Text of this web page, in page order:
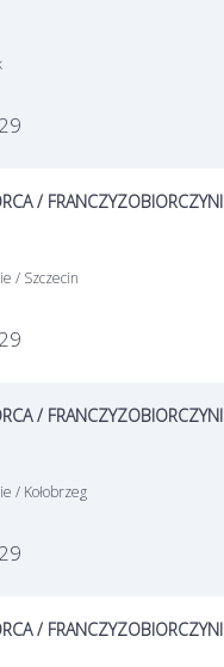
/ FRANCZYZOBIORCZYNI
/ Szczecin
/ FRANCZYZOBIORCZYNI
/ Kołobrzeg
/ FRANCZYZOBIORCZYNI